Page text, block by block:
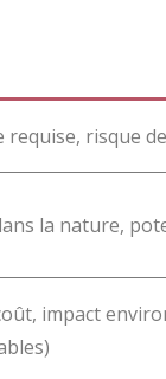
requise, risque
la nature,
impact